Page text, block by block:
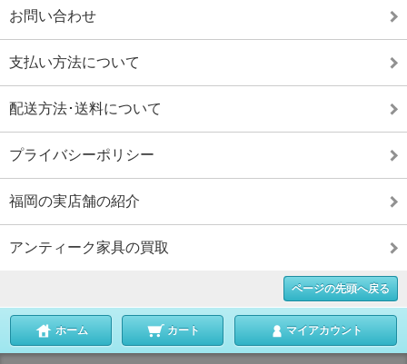
お問い合わせ
支払い方法について
配送方法･送料について
プライバシーポリシー
福岡の実店舗の紹介
アンティーク家具の買取
ページの先頭へ戻る
ホーム カート マイアカウント